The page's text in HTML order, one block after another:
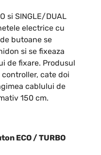
si SINGLE/DUAL
electrice cu
butoane se
si se fixeaza
de fixare. Produsul
cate doi
cablului de
150 cm.
ECO / TURBO